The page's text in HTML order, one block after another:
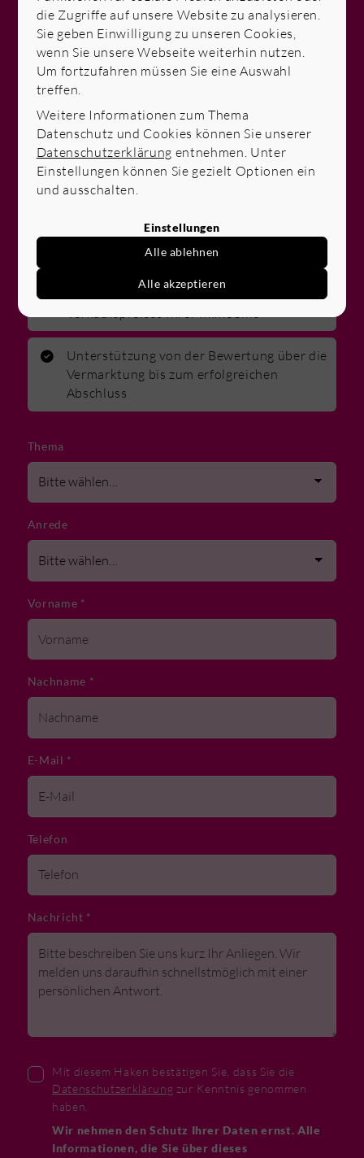
Gerne beraten wir Sie zu Ihren Möglichkeiten rund
um den Kauf, Verkauf und Bewertung von
Immobilien. Sprechen Sie uns einfach an. Wir
freuen uns darauf, Sie kennenzulernen.
Erfahrenes Team, das genau zuhört und
Ihre Bedfürfnisse und Ihre Vision versteht
Breites Netzwerk und Insider-Kenntnisse
für den Zugang zu verborgenen Immobilien
Verkauf mit Fokus auf Transparenz,
Vertrauen und maximale Rendite
Maximierung des Potenzials und
Unterstützung von der Bewertung über die
Vermarktung bis zum erfolgreichen
Abschluss
Thema
Anrede
Vorname *
Nachname *
E-Mail *
Telefon
Nachricht *
Mit diesem Haken bestätigen Sie, dass Sie die
Datenschutzerklärung zur Kenntnis genommen
haben.
Wir nehmen den Schutz Ihrer Daten ernst. Alle
Informationen, die Sie über dieses
die Zugriffe auf unsere Website zu analysieren.
Sie geben Einwilligung zu unseren Cookies,
wenn Sie unsere Webseite weiterhin nutzen.
Um fortzufahren müssen Sie eine Auswahl
treffen.
Weitere Informationen zum Thema
Datenschutz und Cookies können Sie unserer
Datenschutzerklärung entnehmen. Unter
Einstellungen können Sie gezielt Optionen ein
und ausschalten.
Einstellungen
Alle ablehnen
Alle akzeptieren